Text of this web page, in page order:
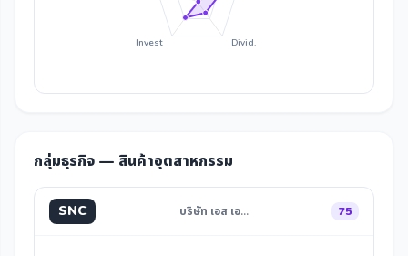
Divid.
Invest
กลุ่มธุรกิจ — สินค้าอุตสาหกรรม
SNC บริษัท เอส เอ… 75